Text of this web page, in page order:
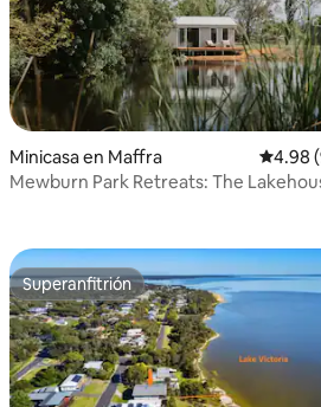
promedio: 4.7 de 5, 103 reseñas
Minicasa en Maffra
4.98
Mewburn Park Retreats: The
Superanfitrión
Superanfitrión